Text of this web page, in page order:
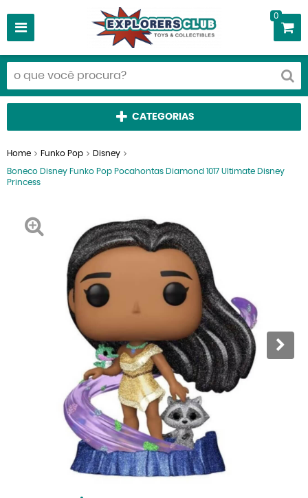
0
CATEGORIAS
Home Funko Pop Disney
Boneco Disney Funko Pop Pocahontas Diamond 1017 Ultimate Disney
Princess